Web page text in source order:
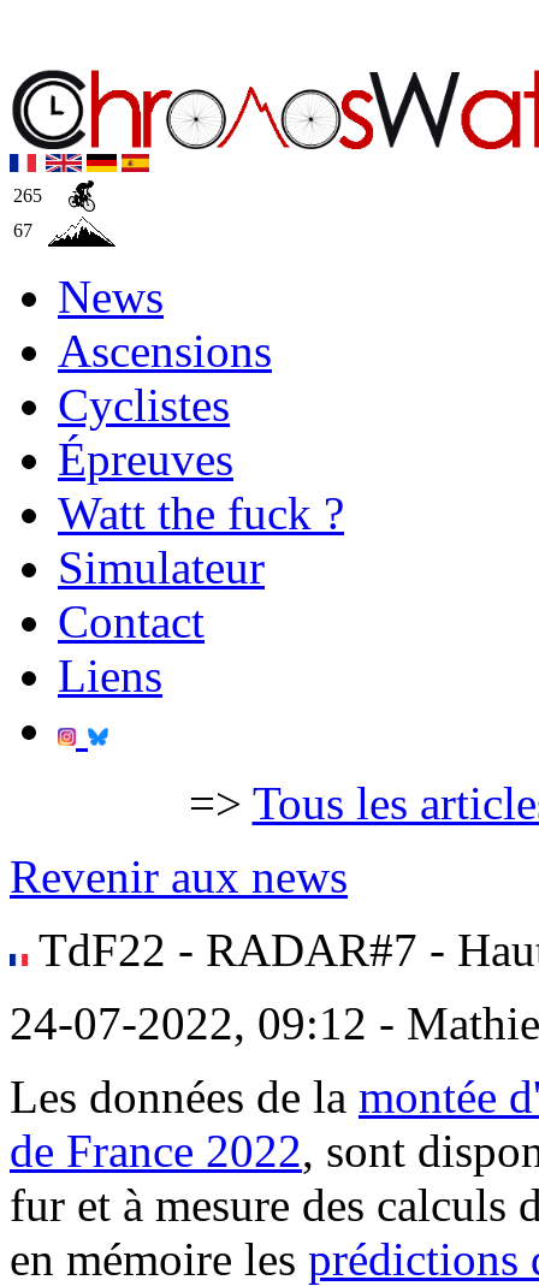
265
67
News
Ascensions
Cyclistes
Épreuves
Watt the fuck ?
Simulateur
Contact
Liens
=> Tous les
Revenir aux news
TdF22 - RADAR#7 -
24-07-2022, 09:12 -
Les données de la montée
de France 2022, sont
fur et à mesure des calculs
en mémoire les prédictions